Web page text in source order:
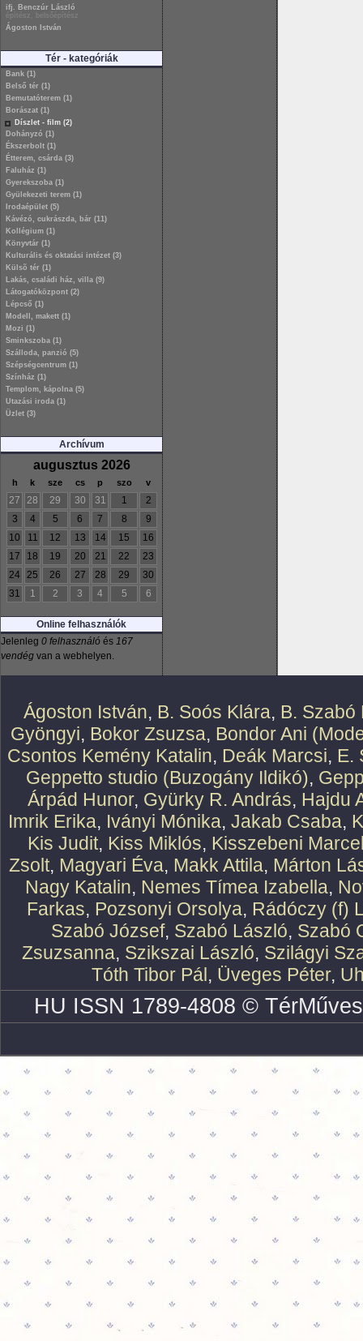
ifj. Benczúr László
építész, belsőépítész
Ágoston István
Tér - kategóriák
Bank (1)
Belső tér (1)
Bemutatóterem (1)
Borászat (1)
Díszlet - film (2)
Dohányzó (1)
Ékszerbolt (1)
Étterem, csárda (3)
Faluház (1)
Gyerekszoba (1)
Gyülekezeti terem (1)
Irodaépület (5)
Kávézó, cukrászda, bár (11)
Kollégium (1)
Könyvtár (1)
Kulturális és oktatási intézet (3)
Külsõ tér (1)
Lakás, családi ház, villa (9)
Látogatóközpont (2)
Lépcső (1)
Modell, makett (1)
Mozi (1)
Sminkszoba (1)
Szálloda, panzió (5)
Szépségcentrum (1)
Színház (1)
Templom, kápolna (5)
Utazási iroda (1)
Üzlet (3)
Archívum
augusztus 2026
h k sze cs p szo v
27 28 29 30 31 1
2
3
4 5 6 7 8
9
10
11 12 13 14 15
16
17
18 19 20 21 22
23
24
25 26 27 28 29
30
31
1 2 3 4 5 6
Online felhasználók
Jelenleg 0 felhasználó és 167
vendég van a webhelyen.
Ágoston István, B. Soós Klára, B. Szabó
Gyöngyi, Bokor Zsuzsa, Bondor Ani
Csontos Kemény Katalin, Deák Marcsi, E.
Geppetto studio (Buzogány Ildikó),
Árpád Hunor, Gyürky R. András, Hajdu
Imrik Erika, Iványi Mónika, Jakab Csaba,
Kis Judit, Kiss Miklós, Kisszebeni
Zsolt, Magyari Éva, Makk Attila, Márton
Nagy Katalin, Nemes Tímea Izabella,
Farkas, Pozsonyi Orsolya, Rádóczy (f)
Szabó József, Szabó László, Szabó
Zsuzsanna, Szikszai László, Szilágyi
Tóth Tibor Pál, Üveges Péter,
HU ISSN 1789-4808 ©